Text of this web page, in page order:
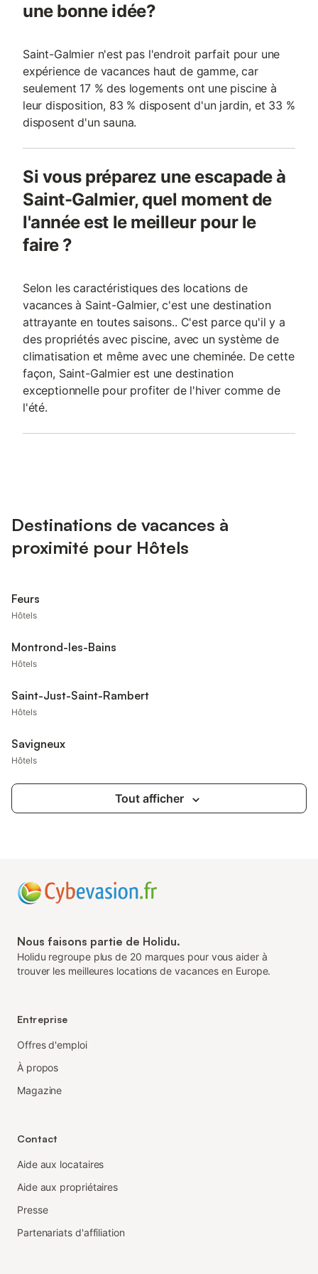
une bonne idée?
Saint-Galmier n'est pas l'endroit parfait pour une
expérience de vacances haut de gamme, car
seulement 17 % des logements ont une piscine à
leur disposition, 83 % disposent d'un jardin, et 33 %
disposent d'un sauna.
Si vous préparez une escapade à
Saint-Galmier, quel moment de
l'année est le meilleur pour le
faire ?
Selon les caractéristiques des locations de
vacances à Saint-Galmier, c'est une destination
attrayante en toutes saisons.. C'est parce qu'il y a
des propriétés avec piscine, avec un système de
climatisation et même avec une cheminée. De cette
façon, Saint-Galmier est une destination
exceptionnelle pour profiter de l'hiver comme de
l'été.
Destinations de vacances à
proximité pour Hôtels
Feurs
Hôtels
Montrond-les-Bains
Hôtels
Saint-Just-Saint-Rambert
Hôtels
Savigneux
Hôtels
Tout afficher
Nous faisons partie de Holidu.
Holidu regroupe plus de 20 marques pour vous aider à
trouver les meilleures locations de vacances en Europe.
Entreprise
Offres d'emploi
À propos
Magazine
Contact
Aide aux locataires
Aide aux propriétaires
Presse
Partenariats d'affiliation